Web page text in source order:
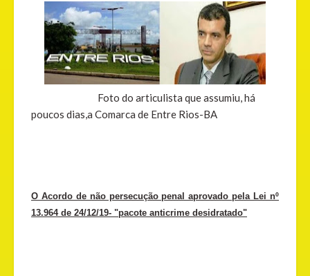
Foto do articulista que assumiu, há
poucos dias,a Comarca de Entre Rios-BA
O Acordo de não persecução penal aprovado pela Lei nº
13.964 de 24/12/19- "pacote anticrime desidratado"